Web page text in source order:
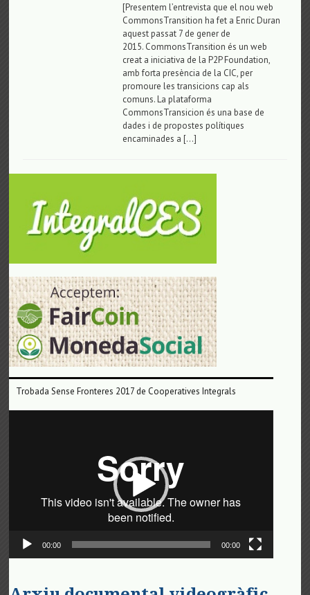
[Presentem l’entrevista que el nou web
CommonsTransition ha fet a Enric Duran
aquest passat 7 de gener de
2015. CommonsTransition és un web
creat a iniciativa de la P2P Foundation,
amb forta presència de la CIC, per
promoure les transicions cap als
comuns. La plataforma
CommonsTransicion és una base de
dades i de propostes polítiques
encaminades a […]
Trobada Sense Fronteres 2017 de Cooperatives Integrals
00:00 00:00